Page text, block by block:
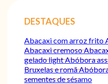
DESTAQUES
Abacaxi com arroz frito
Abacaxi cremoso
gelado lightAbóbora
Bruxelas e romã
sementes de sésamo